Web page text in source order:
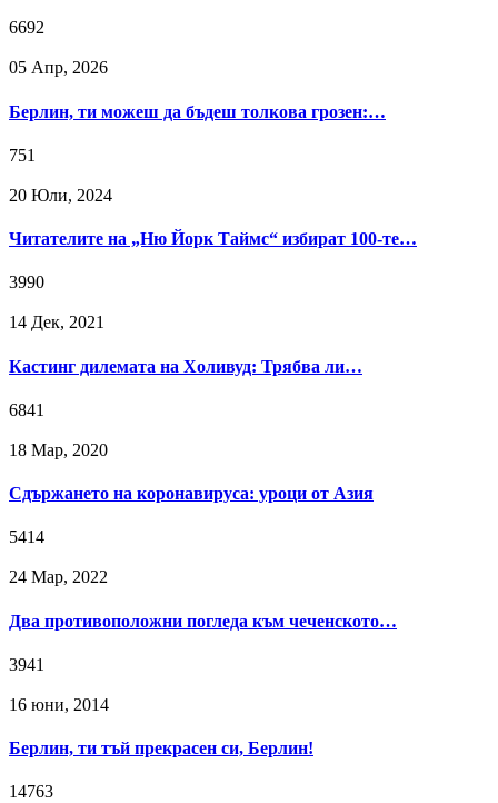
6692
05 Апр, 2026
Берлин, ти можеш да бъдеш толкова грозен:…
751
20 Юли, 2024
Читателите на „Ню Йорк Таймс“ избират 100-те…
3990
14 Дек, 2021
Кастинг дилемата на Холивуд: Трябва ли…
6841
18 Мар, 2020
Сдържането на коронавируса: уроци от Азия
5414
24 Мар, 2022
Два противоположни погледа към чеченското…
3941
16 юни, 2014
Берлин, ти тъй прекрасен си, Берлин!
14763